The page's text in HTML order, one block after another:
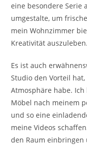
eine besondere Serie
umgestalte, um
mein Wohnzimmer
Kreativität auszuleben.
Es ist auch
Studio den Vorteil
Atmosphäre habe.
Möbel nach meinem
und so eine
meine Videos
den Raum